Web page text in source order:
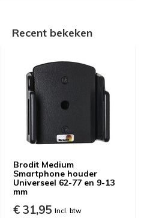
Recent bekeken
Brodit Medium
Smartphone houder
Universeel 62-77 en 9-13
mm
€ 31,95 Incl. btw